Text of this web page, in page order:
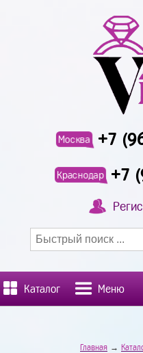
Москва +7
Краснодар +7
Каталог Меню
Главная →